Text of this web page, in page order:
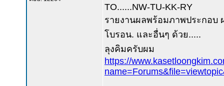
TO......NW-TU-KK-RY
รายงานผลพร้อมภาพประกอบ
โบรอน. และอื่นๆ ด้วย.....
ลุงคิมครับผม
https://